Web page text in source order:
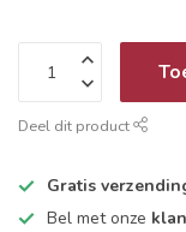
Deel dit product
Gratis
Bel met onze